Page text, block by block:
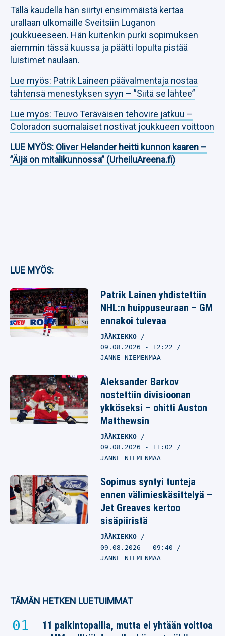
Tällä kaudella hän siirtyi ensimmäistä kertaa
urallaan ulkomaille Sveitsiin Luganon
joukkueeseen. Hän kuitenkin purki sopimuksen
aiemmin tässä kuussa ja päätti lopulta pistää
luistimet naulaan.
Lue myös: Patrik Laineen päävalmentaja nostaa
tähtensä menestyksen syyn – ”Siitä se lähtee”
Lue myös: Teuvo Teräväisen tehovire jatkuu –
Coloradon suomalaiset nostivat joukkueen voittoon
LUE MYÖS: Oliver Helander heitti kunnon kaaren –
”Äijä on mitalikunnossa” (UrheiluAreena.fi)
LUE MYÖS:
Patrik Lainen yhdistettiin
NHL:n huippuseuraan – GM
ennakoi tulevaa
JÄÄKIEKKO
09.08.2026 - 12:22
JANNE NIEMENMAA
Aleksander Barkov
nostettiin divisioonan
ykköseksi – ohitti Auston
Matthewsin
JÄÄKIEKKO
09.08.2026 - 11:02
JANNE NIEMENMAA
Sopimus syntyi tunteja
ennen välimieskäsittelyä –
Jet Greaves kertoo
sisäpiiristä
JÄÄKIEKKO
09.08.2026 - 09:40
JANNE NIEMENMAA
TÄMÄN HETKEN LUETUIMMAT
11 palkintopallia, mutta ei yhtään voittoa